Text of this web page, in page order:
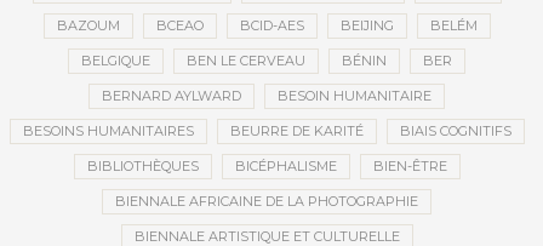
BAZOUM BCEAO BCID-AES BEIJING BELÉM
BELGIQUE BEN LE CERVEAU BÉNIN BER
BERNARD AYLWARD BESOIN HUMANITAIRE
BESOINS HUMANITAIRES BEURRE DE KARITÉ BIAIS COGNITIFS
BIBLIOTHÈQUES BICÉPHALISME BIEN-ÊTRE
BIENNALE AFRICAINE DE LA PHOTOGRAPHIE
BIENNALE ARTISTIQUE ET CULTURELLE